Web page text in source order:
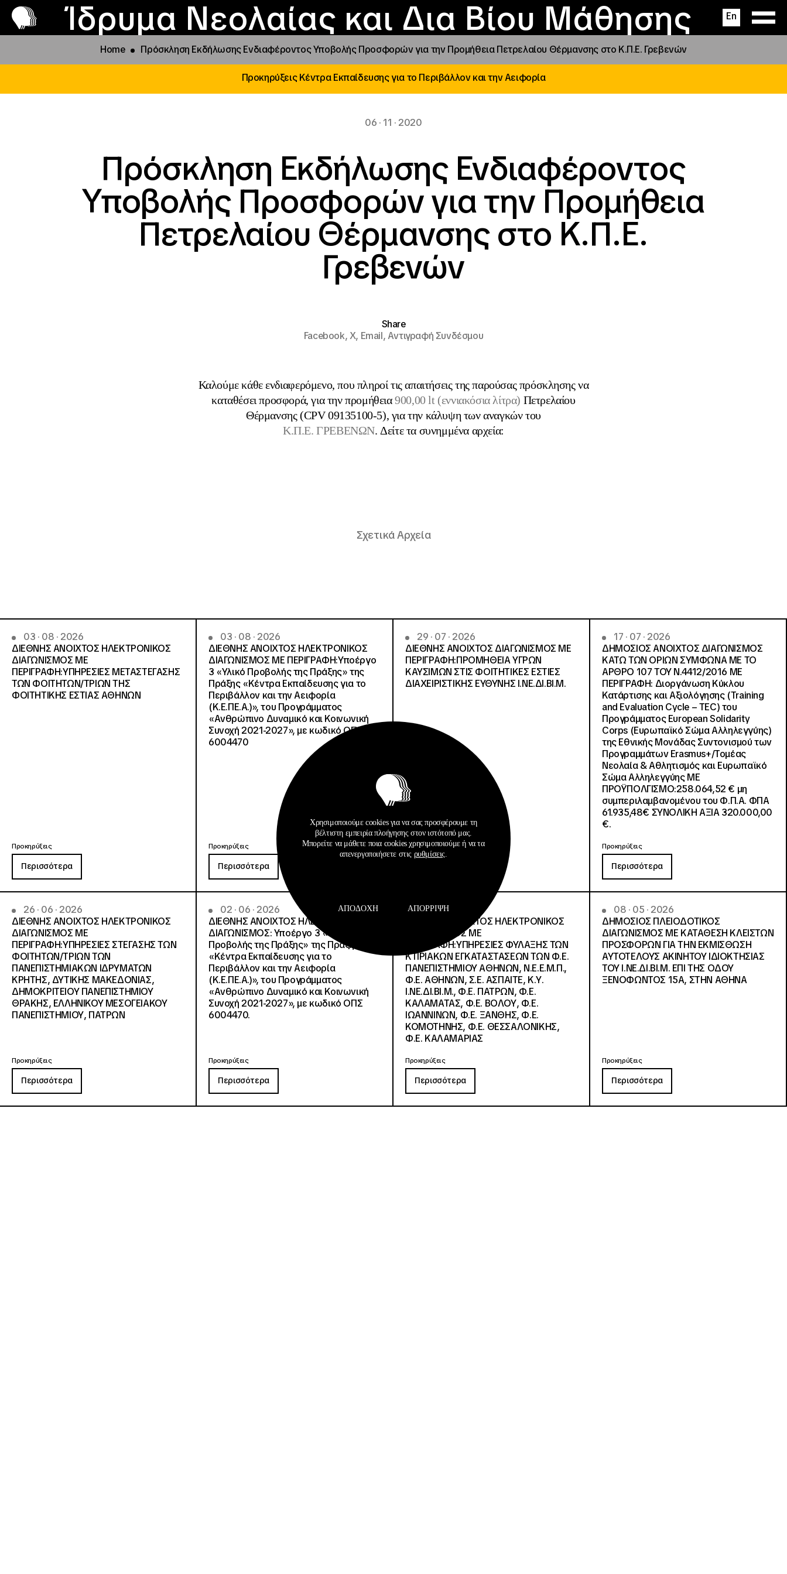
Ίδρυμα Νεολαίας και Δια Βίου Μάθησης En
Το ΙΝΕΔΙΒΙΜ
Προγράμματα και δράσεις
Φοιτητικές Εστίες
Παραχώρηση αιγίδας
Νέα
Επικοινωνία
Home Πρόσκληση Εκδήλωσης Ενδιαφέροντος Υποβολής Προσφορών για την Προμήθεια Πετρελαίου Θέρμανσης στο Κ.Π.Ε. Γρεβενών
Προκηρύξεις Κέντρα Εκπαίδευσης για το Περιβάλλον και την Αειφορία
06 · 11 · 2020
Πρόσκληση Εκδήλωσης Ενδιαφέροντος
Υποβολής Προσφορών για την Προμήθεια
Πετρελαίου Θέρμανσης στο Κ.Π.Ε.
Γρεβενών
Share
Facebook,X, Email,Αντιγραφή Συνδέσμου
Καλούμε κάθε ενδιαφερόμενο, που πληροί τις απαιτήσεις της παρούσας πρόσκλησης να
καταθέσει προσφορά, για την προμήθεια900,00 lt (εννιακόσια λίτρα) Πετρελαίου
Θέρμανσης (CPV 09135100-5), για την κάλυψη των αναγκών του
Κ.Π.Ε. ΓΡΕΒΕΝΩΝ. Δείτε τα συνημμένα αρχεία:
Σχετικά Αρχεία
03 · 08 · 2026
ΔΙΕΘΝΗΣ ΑΝΟΙΧΤΟΣ ΗΛΕΚΤΡΟΝΙΚΟΣ
ΔΙΑΓΩΝΙΣΜΟΣ ΜΕ
ΠΕΡΙΓΡΑΦΗ:ΥΠΗΡΕΣΙΕΣ METAΣΤΕΓΑΣΗΣ
ΤΩΝ ΦΟΙΤΗΤΩΝ/ΤΡΙΩΝ ΤΗΣ
ΦΟΙΤΗΤΙΚΗΣ ΕΣΤΙΑΣ ΑΘΗΝΩΝ
Προκηρύξεις
Περισσότερα
03 · 08 · 2026
ΔΙΕΘΝΗΣ ΑΝΟΙΧΤΟΣ ΗΛΕΚΤΡΟΝΙΚΟΣ
ΔΙΑΓΩΝΙΣΜΟΣ ΜΕ ΠΕΡΙΓΡΑΦΗ:Υποέργο
3 «Υλικό Προβολής της Πράξης» της
Πράξης «Κέντρα Εκπαίδευσης για το
Περιβάλλον και την Αειφορία
(Κ.Ε.ΠΕ.Α.)», του Προγράμματος
«Ανθρώπινο Δυναμικό και Κοινωνική
Συνοχή 2021-2027», με κωδικό ΟΠΣ
6004470
Προκηρύξεις
Περισσότερα
29 · 07 · 2026
ΔΙΕΘΝΗΣ ΑΝΟΙΧΤΟΣ ΔΙΑΓΩΝΙΣΜΟΣ ΜΕ
ΠΕΡΙΓΡΑΦΗ:ΠΡΟΜΗΘΕΙΑ ΥΓΡΩΝ
ΚΑΥΣΙΜΩΝ ΣΤΙΣ ΦΟΙΤΗΤΙΚΕΣ ΕΣΤΙΕΣ
ΔΙΑΧΕΙΡΙΣΤΙΚΗΣ ΕΥΘΥΝΗΣ Ι.ΝΕ.ΔΙ.ΒΙ.Μ.
Προκηρύξεις
17 · 07 · 2026
ΔΗΜΟΣΙΟΣ ΑΝΟΙΧΤΟΣ ΔΙΑΓΩΝΙΣΜΟΣ
ΚΑΤΩ ΤΩΝ ΟΡΙΩΝ ΣΥΜΦΩΝΑ ΜΕ ΤΟ
ΑΡΘΡΟ 107 ΤΟΥ Ν.4412/2016 ΜΕ
ΠΕΡΙΓΡΑΦΗ: Διοργάνωση Κύκλου
Κατάρτισης και Αξιολόγησης (Training
and Evaluation Cycle – TEC) του
Προγράμματος European Solidarity
Corps (Ευρωπαϊκό Σώμα Αλληλεγγύης)
της Εθνικής Μονάδας Συντονισμού των
Προγραμμάτων Erasmus+/Τομέας
Νεολαία & Αθλητισμός και Ευρωπαϊκό
Σώμα Αλληλεγγύης ΜΕ
ΠΡΟΫΠΟΛΓΙΣΜΟ:258.064,52 € μη
συμπεριλαμβανομένου του Φ.Π.Α. ΦΠΑ
61.935,48€ ΣΥΝΟΛΙΚΗ ΑΞΙΑ 320.000,00
€.
Προκηρύξεις
Περισσότερα
26 · 06 · 2026
ΔΙΕΘΝΗΣ ΑΝΟΙΧΤΟΣ ΗΛΕΚΤΡΟΝΙΚΟΣ
ΔΙΑΓΩΝΙΣΜΟΣ ΜΕ
ΠΕΡΙΓΡΑΦΗ:ΥΠΗΡΕΣΙΕΣ ΣΤΕΓΑΣΗΣ ΤΩΝ
ΦΟΙΤΗΤΩΝ/ΤΡΙΩΝ ΤΩΝ
ΠΑΝΕΠΙΣΤΗΜΙΑΚΩΝ ΙΔΡΥΜΑΤΩΝ
KΡΗΤΗΣ, ΔΥΤΙΚΗΣ ΜΑΚΕΔΟΝΙΑΣ,
ΔΗΜΟΚΡΙΤΕΙΟΥ ΠΑΝΕΠΙΣΤΗΜΙΟΥ
ΘΡΑΚΗΣ, ΕΛΛΗΝΙΚΟΥ ΜΕΣΟΓΕΙΑΚΟΥ
ΠΑΝΕΠΙΣΤΗΜΙΟΥ, ΠΑΤΡΩΝ
Προκηρύξεις
Περισσότερα
02 · 06 · 2026
ΔΙΕΘΝΗΣ ΑΝΟΙΧΤΟΣ ΗΛΕΚΤΡΟΝΙΚΟΣ
ΔΙΑΓΩΝΙΣΜΟΣ: Υποέργο 3 «Υλικό
Προβολής της Πράξης» της Πράξης
«Κέντρα Εκπαίδευσης για το
Περιβάλλον και την Αειφορία
(Κ.Ε.ΠΕ.Α.)», του Προγράμματος
«Ανθρώπινο Δυναμικό και Κοινωνική
Συνοχή 2021-2027», με κωδικό ΟΠΣ
6004470.
Προκηρύξεις
Περισσότερα
26 · 05 · 2026
ΔΙΕΘΝΗΣ ΑΝΟΙΧΤΟΣ ΗΛΕΚΤΡΟΝΙΚΟΣ
ΔΙΑΓΩΝΙΣΜΟΣ ΜΕ
ΠΕΡΙΓΡΑΦΗ:ΥΠΗΡΕΣΙΕΣ ΦΥΛΑΞΗΣ ΤΩΝ
ΚΤΙΡΙΑΚΩΝ ΕΓΚΑΤΑΣΤΑΣΕΩΝ ΤΩΝ Φ.Ε.
ΠΑΝΕΠΙΣΤΗΜΙΟΥ ΑΘΗΝΩΝ, Ν.Ε.Ε.Μ.Π.,
Φ.Ε. ΑΘΗΝΩΝ, Σ.Ε. ΑΣΠΑΙΤΕ, Κ.Υ.
Ι.ΝΕ.ΔΙ.ΒΙ.Μ., Φ.Ε. ΠΑΤΡΩΝ, Φ.Ε.
ΚΑΛΑΜΑΤΑΣ, Φ.Ε. ΒΟΛΟΥ, Φ.Ε.
ΙΩΑΝΝΙΝΩΝ, Φ.Ε. ΞΑΝΘΗΣ, Φ.Ε.
ΚΟΜΟΤΗΝΗΣ, Φ.Ε. ΘΕΣΣΑΛΟΝΙΚΗΣ,
Φ.Ε. ΚΑΛΑΜΑΡΙΑΣ
Προκηρύξεις
Περισσότερα
08 · 05 · 2026
ΔΗΜΟΣΙΟΣ ΠΛΕΙΟΔΟΤΙΚΟΣ
ΔΙΑΓΩΝΙΣΜΟΣ ΜΕ ΚΑΤΑΘΕΣΗ ΚΛΕΙΣΤΩΝ
ΠΡΟΣΦΟΡΩΝ ΓΙΑ ΤΗΝ ΕΚΜΙΣΘΩΣΗ
ΑΥΤΟΤΕΛΟΥΣ ΑΚΙΝΗΤΟΥ ΙΔΙΟΚΤΗΣΙΑΣ
ΤΟΥ Ι.ΝΕ.ΔΙ.ΒΙ.Μ. ΕΠΙ ΤΗΣ ΟΔΟΥ
ΞΕΝΟΦΩΝΤΟΣ 15Α, ΣΤΗΝ ΑΘΗΝΑ
Προκηρύξεις
Περισσότερα
Χρησιμοποιούμε cookies για να σας προσφέρουμε τη
βέλτιστη εμπειρία πλοήγησης στον ιστότοπό μας.
Μπορείτε να μάθετε ποια cookies χρησιμοποιούμε ή να τα
απενεργοποιήσετε στις ρυθμίσεις
ΑΠΟΔΟΧΉ ΑΠΌΡΡΙΨΗ